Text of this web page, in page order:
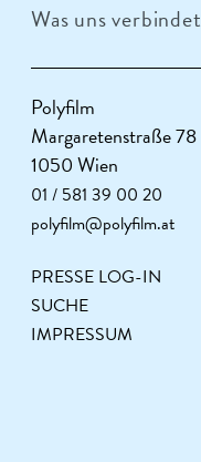
Was uns verbindet
Polyfilm
Margaretenstraße 78
1050 Wien
01 / 581 39 00 20
polyfilm@polyfilm.at
PRESSE LOG-IN
SUCHE
IMPRESSUM